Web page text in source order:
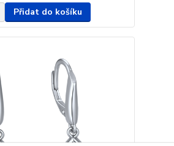
Přidat do košíku